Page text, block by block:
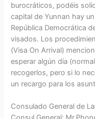
burocráticos, podéis
capital de Yunnan hay
República Democrática
visados. Los
(Visa On Arrival)
esperar algún día
recogerlos, pero si lo
un recargo para los
Consulado General de